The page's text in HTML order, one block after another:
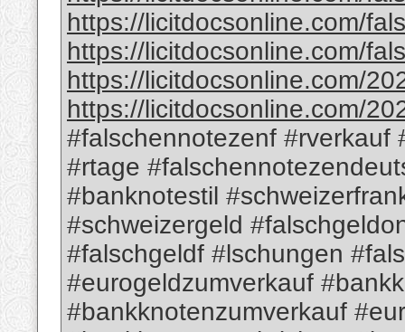
https://licitdocsonline.com/
https://licitdocsonline.com/
https://licitdocsonline.com/
https://licitdocsonline.com/
#falschennotezenf #rverkauf
#rtage
#banknotestil
#schweizergeld
#falschgeldf #lschungen
#eurogeldzumverkauf
#bankknotenzumverkauf